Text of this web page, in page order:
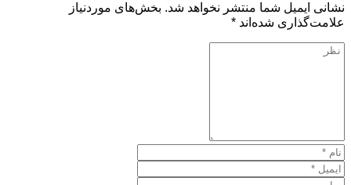
نشانی ایمیل شما منتشر نخواهد شد. بخش‌های موردنیاز
علامت‌گذاری شده‌اند *